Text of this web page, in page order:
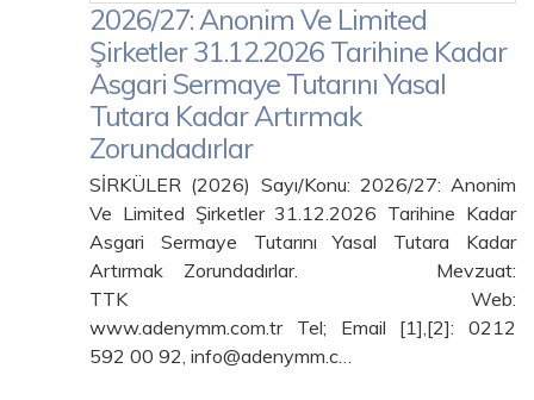
2026/27: Anonim Ve Limited
Şirketler 31.12.2026 Tarihine Kadar
Asgari Sermaye Tutarını Yasal
Tutara Kadar Artırmak
Zorundadırlar
SİRKÜLER (2026) Sayı/Konu: 2026/27: Anonim
Ve Limited Şirketler 31.12.2026 Tarihine Kadar
Asgari Sermaye Tutarını Yasal Tutara Kadar
Artırmak Zorundadırlar. Mevzuat:
TTK Web:
www.adenymm.com.tr Tel; Email [1],[2]: 0212
592 00 92, info@adenymm.c…